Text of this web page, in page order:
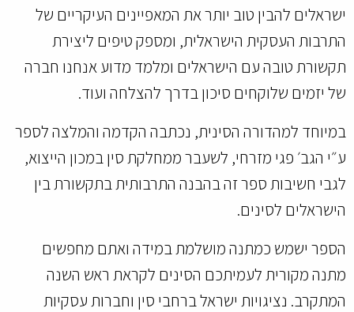
ישראלים להבין טוב יותר את המאפיינים העיקריים של
התרבות העסקית הישראלית, ומספק טיפים ליצירת
תקשורת טובה עם הישראלים ומלמד מדוע אנחנו חברה
של יזמים שלוקחים סיכון בדרך להצלחה ועוד.
במיוחד למהדורה הסינית, נכתבה הקדמה והמלצה לספר
ע״י הגב׳ פגי מזרחי, לשעבר ממחלקת סין במכון הייצוא,
לגבי חשיבות ספר זה בהבנה התרבותית בתקשורת בין
הישראלים לסינים.
הספר ישמש כמתנה מושלמת במידה ואתם מחפשים
מתנה מקורית לעמיתכם הסינים לקראת ראש השנה
המתקרב. נציגויות ישראל ברחבי סין וחברות עסקיות